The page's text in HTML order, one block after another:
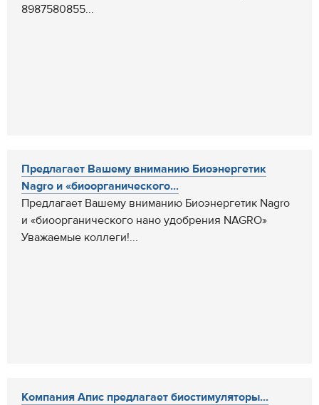
8987580855...
Предлагает Вашему вниманию Биоэнергетик
Nagro и «биоорганического...
Предлагает Вашему вниманию Биоэнергетик Nagro
и «биоорганического нано удобрения NAGRO»
Уважаемые коллеги!...
Компания Апис предлагает биостимуляторы...